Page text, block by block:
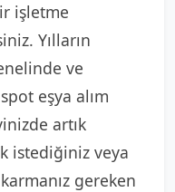
işletme
Yılların
ve
eşya alım
artık
istediğiniz veya
gereken